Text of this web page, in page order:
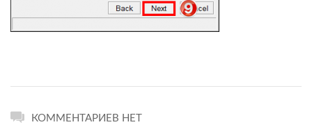
КОММЕНТАРИЕВ НЕТ